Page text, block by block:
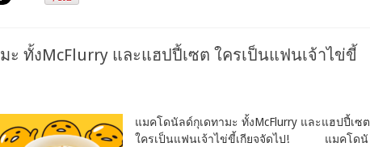
ะ ทั้งMcFlurry และแฮปปี้เซต ใครเป็นแฟนเจ้าไข่ขี้
แมคโดนัลด์กุเดทามะ ทั้งMcFlurry และแฮปปี้เซต
ใครเป็นแฟนเจ้าไข่ขี้เกียจจัดไป! แมคโดนั